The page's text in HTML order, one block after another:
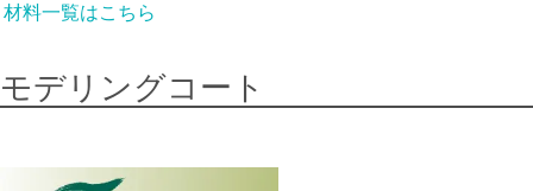
材料一覧はこちら
モデリングコート